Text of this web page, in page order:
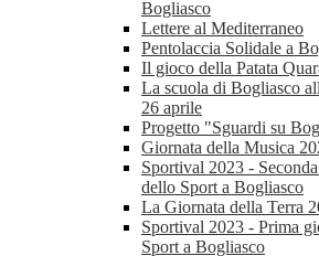
Bogliasco
Lettere al Mediterraneo
Pentolaccia Solidale a
Il gioco della Patata
La scuola di Bogliasco
26 aprile
Progetto "Sguardi su
Giornata della Musica
Sportival 2023 -
dello Sport a Bogliasco
La Giornata della Terra
Sportival 2023 - Prima
Sport a Bogliasco